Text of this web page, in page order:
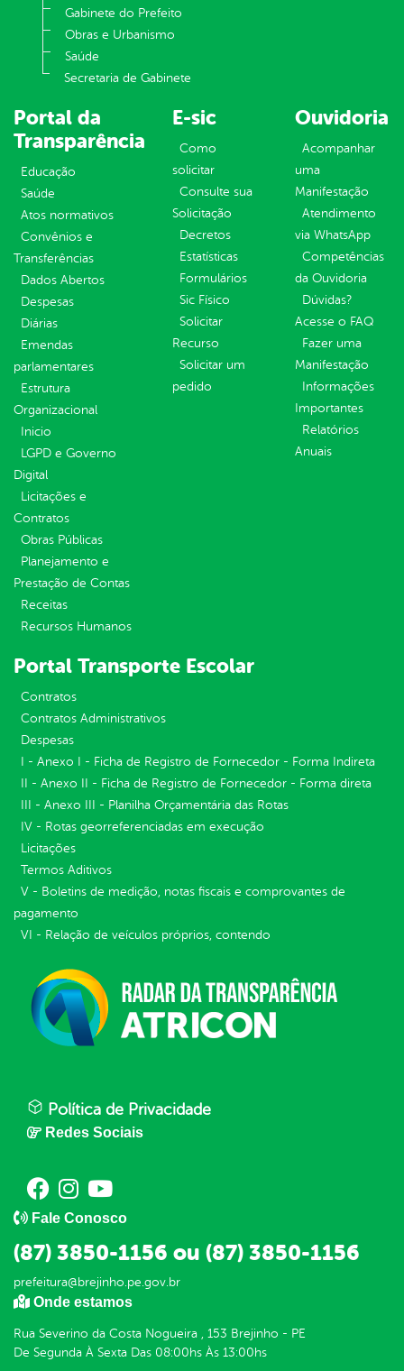
Gabinete do Prefeito
Obras e Urbanismo
Saúde
Secretaria de Gabinete
Portal da
Transparência
Educação
Saúde
Atos normativos
Convênios e
Transferências
Dados Abertos
Despesas
Diárias
Emendas
parlamentares
Estrutura
Organizacional
Inicio
LGPD e Governo
Digital
Licitações e
Contratos
Obras Públicas
Planejamento e
Prestação de Contas
Receitas
Recursos Humanos
E-sic
Como
solicitar
Consulte sua
Solicitação
Decretos
Estatísticas
Formulários
Sic Físico
Solicitar
Recurso
Solicitar um
pedido
Ouvidoria
Acompanhar
uma
Manifestação
Atendimento
via WhatsApp
Competências
da Ouvidoria
Dúvidas?
Acesse o FAQ
Fazer uma
Manifestação
Informações
Importantes
Relatórios
Anuais
Portal Transporte Escolar
Contratos
Contratos Administrativos
Despesas
I - Anexo I - Ficha de Registro de Fornecedor - Forma Indireta
II - Anexo II - Ficha de Registro de Fornecedor - Forma direta
III - Anexo III - Planilha Orçamentária das Rotas
IV - Rotas georreferenciadas em execução
Licitações
Termos Aditivos
V - Boletins de medição, notas fiscais e comprovantes de
pagamento
VI - Relação de veículos próprios, contendo
Política de Privacidade
Redes Sociais
Fale Conosco
(87) 3850-1156 ou (87) 3850-1156
prefeitura@brejinho.pe.gov.br
Onde estamos
Rua Severino da Costa Nogueira , 153 Brejinho - PE
De Segunda À Sexta Das 08:00hs Às 13:00hs